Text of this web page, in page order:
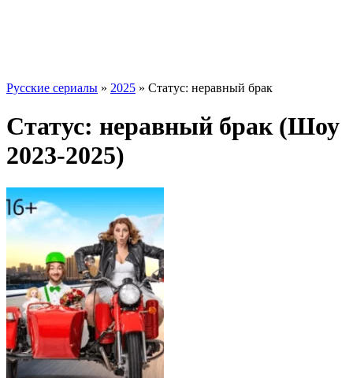
Русские сериалы » 2025 » Статус: неравный брак
Статус: неравный брак (Шоу
2023-2025)